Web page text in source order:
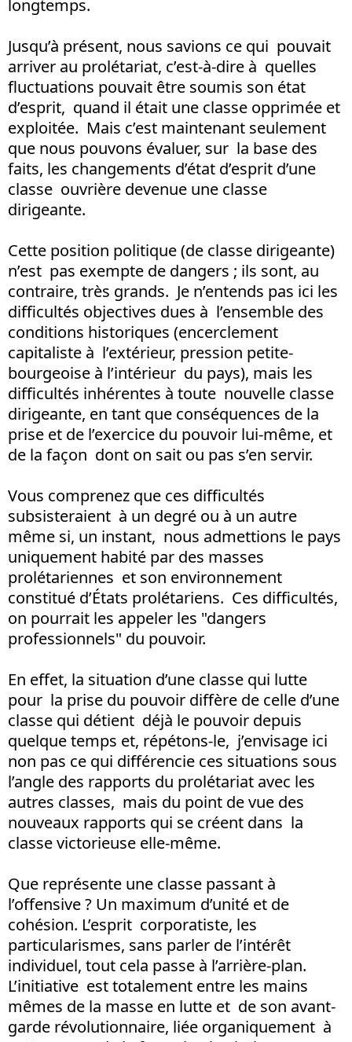
longtemps.
Jusqu’à présent, nous savions ce qui pouvait
arriver au prolétariat, c’est-à-dire à quelles
fluctuations pouvait être soumis son état
d’esprit, quand il était une classe opprimée et
exploitée. Mais c’est maintenant seulement
que nous pouvons évaluer, sur la base des
faits, les changements d’état d’esprit d’une
classe ouvrière devenue une classe
dirigeante.
Cette position politique (de classe dirigeante)
n’est pas exempte de dangers ; ils sont, au
contraire, très grands. Je n’entends pas ici les
difficultés objectives dues à l’ensemble des
conditions historiques (encerclement
capitaliste à l’extérieur, pression petite-
bourgeoise à l’intérieur du pays), mais les
difficultés inhérentes à toute nouvelle classe
dirigeante, en tant que conséquences de la
prise et de l’exercice du pouvoir lui-même, et
de la façon dont on sait ou pas s’en servir.
Vous comprenez que ces difficultés
subsisteraient à un degré ou à un autre
même si, un instant, nous admettions le pays
uniquement habité par des masses
prolétariennes et son environnement
constitué d’États prolétariens. Ces difficultés,
on pourrait les appeler les "dangers
professionnels" du pouvoir.
En effet, la situation d’une classe qui lutte
pour la prise du pouvoir diffère de celle d’une
classe qui détient déjà le pouvoir depuis
quelque temps et, répétons-le, j’envisage ici
non pas ce qui différencie ces situations sous
l’angle des rapports du prolétariat avec les
autres classes, mais du point de vue des
nouveaux rapports qui se créent dans la
classe victorieuse elle-même.
Que représente une classe passant à
l’offensive ? Un maximum d’unité et de
cohésion. L’esprit corporatiste, les
particularismes, sans parler de l’intérêt
individuel, tout cela passe à l’arrière-plan.
L’initiative est totalement entre les mains
mêmes de la masse en lutte et de son avant-
garde révolutionnaire, liée organiquement à